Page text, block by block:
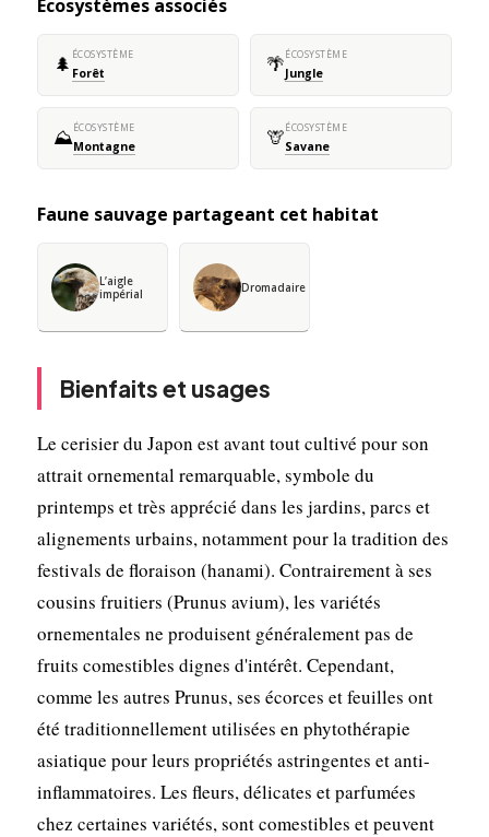
Écosystèmes associés
🌲 ÉCOSYSTÈME
Forêt 🌴ÉCOSYSTÈME
Jungle
⛰️ÉCOSYSTÈME
Montagne 🦒ÉCOSYSTÈME
Savane
Faune sauvage partageant cet habitat
L’aigle
impérial
Dromadaire
Bienfaits et usages
Le cerisier du Japon est avant tout cultivé pour son
attrait ornemental remarquable, symbole du
printemps et très apprécié dans les jardins, parcs et
alignements urbains, notamment pour la tradition des
festivals de floraison (hanami). Contrairement à ses
cousins fruitiers (Prunus avium), les variétés
ornementales ne produisent généralement pas de
fruits comestibles dignes d'intérêt. Cependant,
comme les autres Prunus, ses écorces et feuilles ont
été traditionnellement utilisées en phytothérapie
asiatique pour leurs propriétés astringentes et anti-
inflammatoires. Les fleurs, délicates et parfumées
chez certaines variétés, sont comestibles et peuvent